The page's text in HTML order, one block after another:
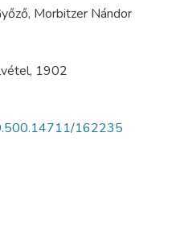
Morbitzer Nándor
, 1902
162235